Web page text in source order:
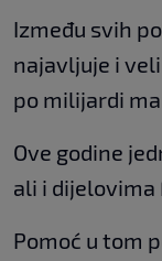
Između svih
najavljuje i
po milijardi
Ove godine
ali i dijelovima
Pomoć u tom